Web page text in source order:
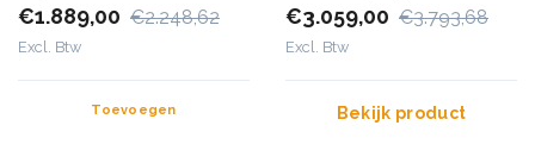
€1.889,00 €2.248,62
Excl. Btw
Toevoegen
€3.059,00 €3.793,68
Excl. Btw
Bekijk product